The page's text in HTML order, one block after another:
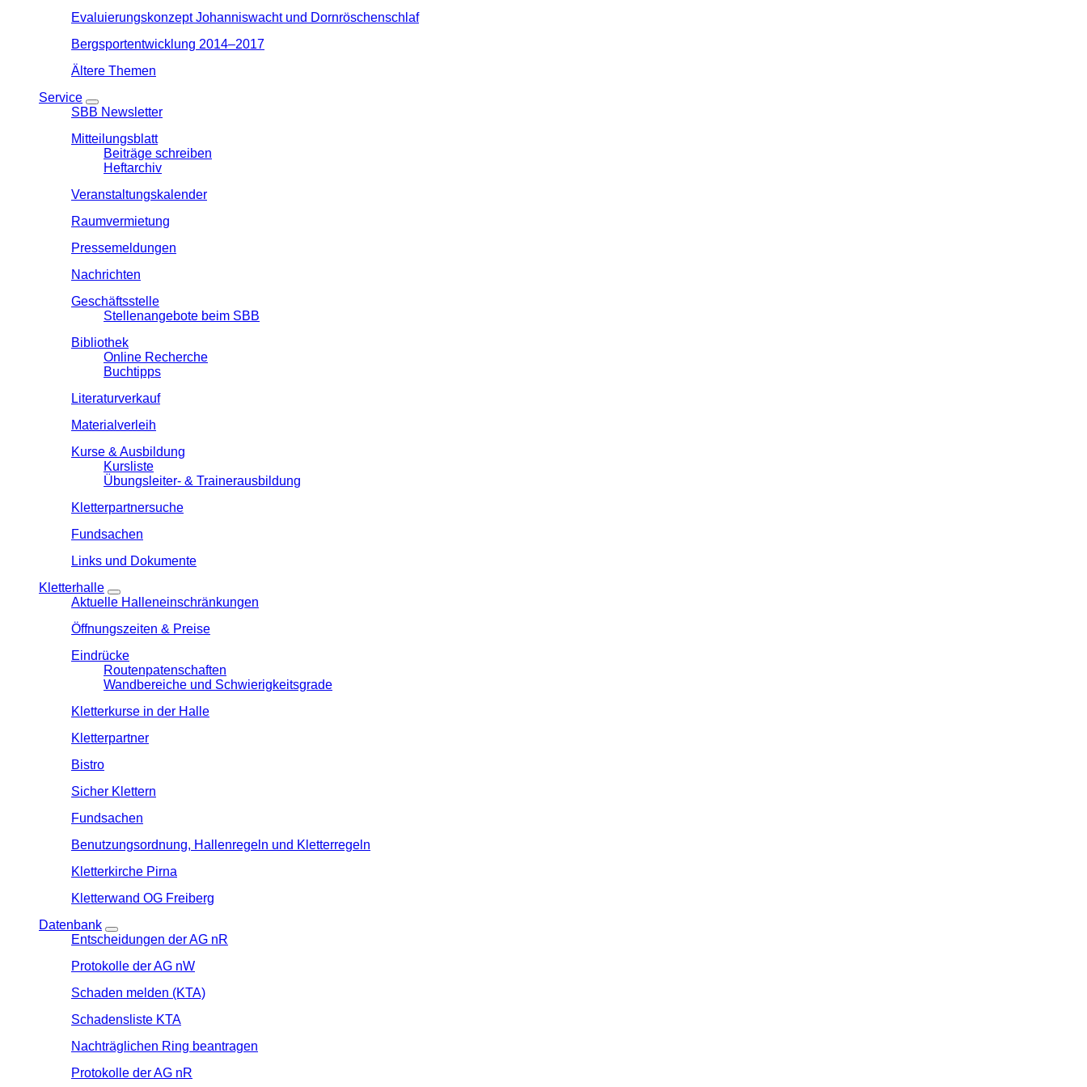
Evaluierungskonzept Johanniswacht und Dornröschenschlaf
Bergsportentwicklung 2014–2017
Ältere Themen
Service
SBB Newsletter
Mitteilungsblatt
Beiträge schreiben
Heftarchiv
Veranstaltungskalender
Raumvermietung
Pressemeldungen
Nachrichten
Geschäftsstelle
Stellenangebote beim SBB
Bibliothek
Online Recherche
Buchtipps
Literaturverkauf
Materialverleih
Kurse & Ausbildung
Kursliste
Übungsleiter- & Trainerausbildung
Kletterpartnersuche
Fundsachen
Links und Dokumente
Kletterhalle
Aktuelle Halleneinschränkungen
Öffnungszeiten & Preise
Eindrücke
Routenpatenschaften
Wandbereiche und Schwierigkeitsgrade
Kletterkurse in der Halle
Kletterpartner
Bistro
Sicher Klettern
Fundsachen
Benutzungsordnung, Hallenregeln und Kletterregeln
Kletterkirche Pirna
Kletterwand OG Freiberg
Datenbank
Entscheidungen der AG nR
Protokolle der AG nW
Schaden melden (KTA)
Schadensliste KTA
Nachträglichen Ring beantragen
Protokolle der AG nR